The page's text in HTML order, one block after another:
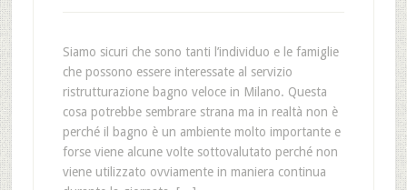
Siamo sicuri che sono tanti l’individuo e le famiglie
che possono essere interessate al servizio
ristrutturazione bagno veloce in Milano. Questa
cosa potrebbe sembrare strana ma in realtà non è
perché il bagno è un ambiente molto importante e
forse viene alcune volte sottovalutato perché non
viene utilizzato ovviamente in maniera continua